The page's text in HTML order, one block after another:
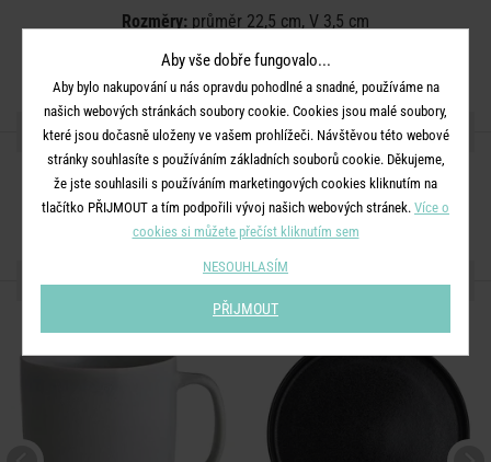
Rozměry: průměr 22,5 cm, V 3,5 cm
Materiál:kamenina, reaktivní glazura
SDÍLEJTE S PŘÁTELI
DALŠÍ PRODUKTY ZE SÉRIE
Aby vše dobře fungovalo...
Aby bylo nakupování u nás opravdu pohodlné a snadné, používáme na
našich webových stránkách soubory cookie. Cookies jsou malé soubory,
které jsou dočasně uloženy ve vašem prohlížeči. Návštěvou této webové
stránky souhlasíte s používáním základních souborů cookie. Děkujeme,
že jste souhlasili s používáním marketingových cookies kliknutím na
tlačítko PŘIJMOUT a tím podpořili vývoj našich webových stránek. Více o
cookies si můžete přečíst kliknutím sem
NESOUHLASÍM
PŘIJMOUT